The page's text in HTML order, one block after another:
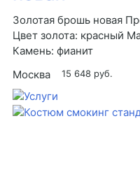
Золотая брошь новая
Цвет золота: красный
Камень: фианит
Москва
15 648 руб.